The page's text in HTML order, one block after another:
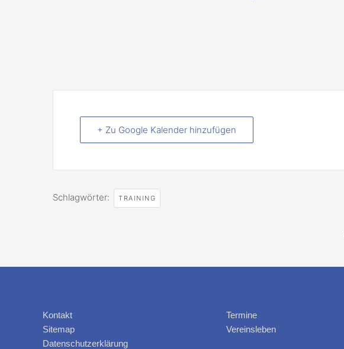
+ Zu Google Kalender hinzufügen
Schlagwörter: TRAINING
Kontakt
Sitemap
Datenschutzerklärung
Termine
Vereinsleben